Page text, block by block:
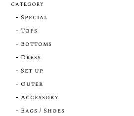
CATEGORY
Special
Tops
Bottoms
Dress
Set up
Outer
Accessory
Bags / Shoes